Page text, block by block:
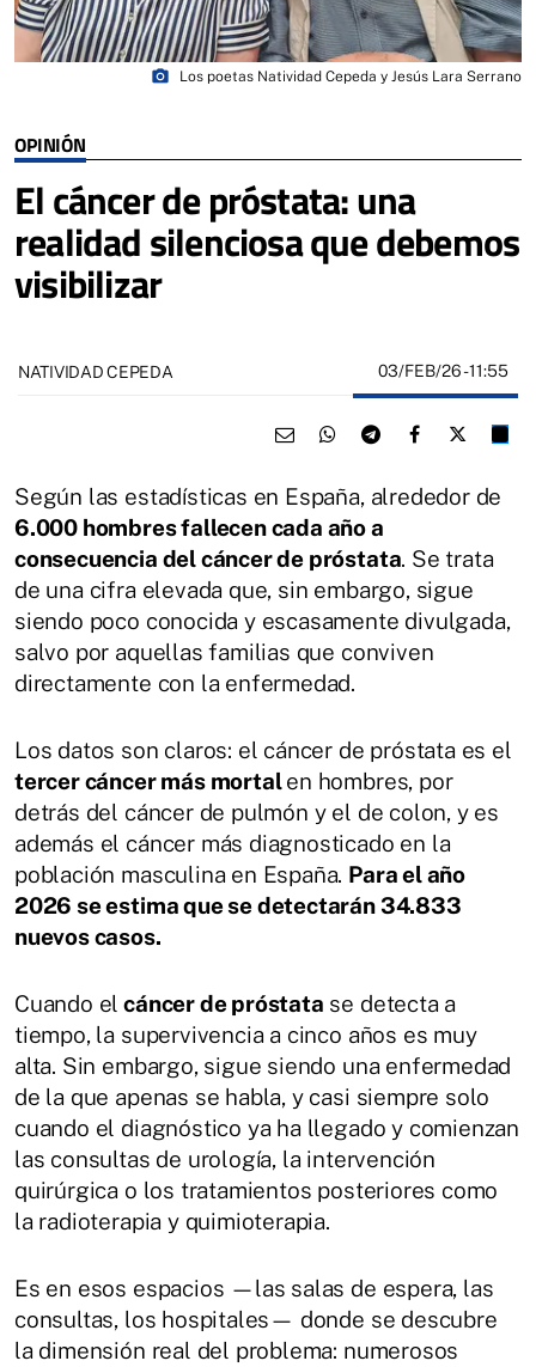
OPINIÓN
El cáncer de próstata: una
realidad silenciosa que debemos
visibilizar
photo_camera Los poetas Natividad Cepeda y Jesús Lara Serrano
NATIVIDAD CEPEDA 03/FEB/26- 11:55
Según las estadísticas en España, alrededor de
6.000 hombres fallecen cada año a
consecuencia del cáncer de próstata. Se trata
de una cifra elevada que, sin embargo, sigue
siendo poco conocida y escasamente divulgada,
salvo por aquellas familias que conviven
directamente con la enfermedad.
Los datos son claros: el cáncer de próstata es el
tercer cáncer más mortalen hombres, por
detrás del cáncer de pulmón y el de colon, y es
además el cáncer más diagnosticado en la
población masculina en España. Para el año
2026 se estima que se detectarán 34.833
nuevos casos.
Cuando el cáncer de próstata se detecta a
tiempo, la supervivencia a cinco años es muy
alta. Sin embargo, sigue siendo una enfermedad
de la que apenas se habla, y casi siempre solo
cuando el diagnóstico ya ha llegado y comienzan
las consultas de urología, la intervención
quirúrgica o los tratamientos posteriores como
la radioterapia y quimioterapia.
Es en esos espacios —las salas de espera, las
consultas, los hospitales— donde se descubre
la dimensión real del problema: numerosos